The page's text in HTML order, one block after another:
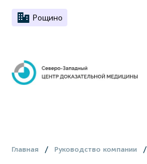
Рощино
Главная Руководство компании